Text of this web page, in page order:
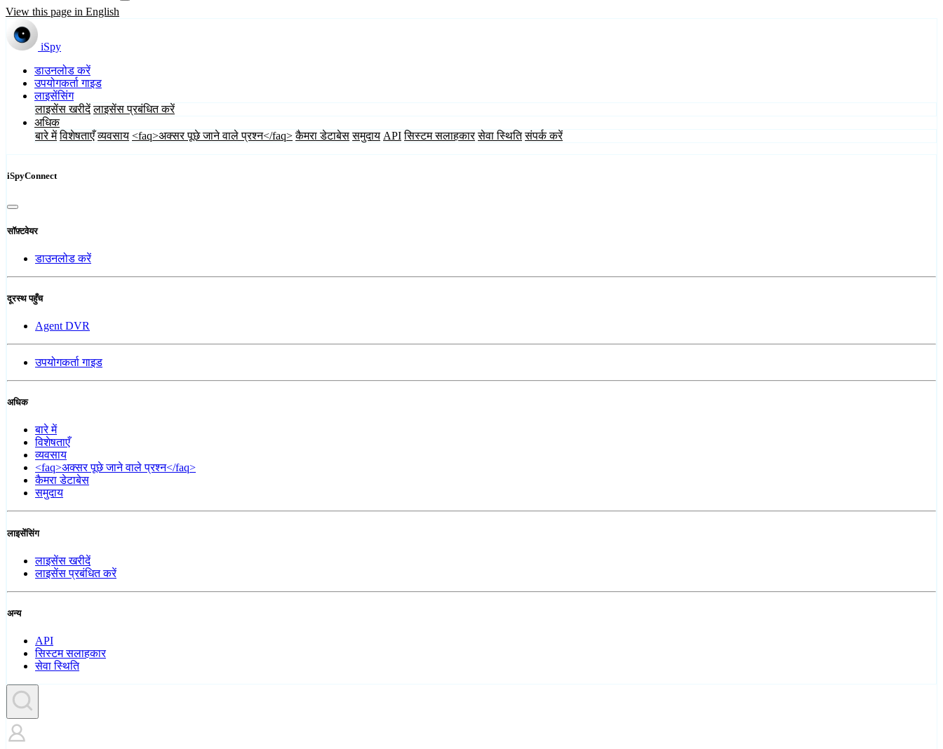
View this page in English
iSpy
डाउनलोड करें
उपयोगकर्ता गाइड
लाइसेंसिंग
लाइसेंस खरीदें लाइसेंस प्रबंधित करें
अधिक
बारे में विशेषताएँ व्यवसाय <faq>अक्सर पूछे जाने वाले प्रश्न</faq> कैमरा डेटाबेस समुदाय API सिस्टम सलाहकार सेवा स्थिति संपर्क करें
iSpyConnect
सॉफ़्टवेयर
डाउनलोड करें
दूरस्थ पहुँच
Agent DVR
उपयोगकर्ता गाइड
अधिक
बारे में
विशेषताएँ
व्यवसाय
<faq>अक्सर पूछे जाने वाले प्रश्न</faq>
कैमरा डेटाबेस
समुदाय
लाइसेंसिंग
लाइसेंस खरीदें
लाइसेंस प्रबंधित करें
अन्य
API
सिस्टम सलाहकार
सेवा स्थिति